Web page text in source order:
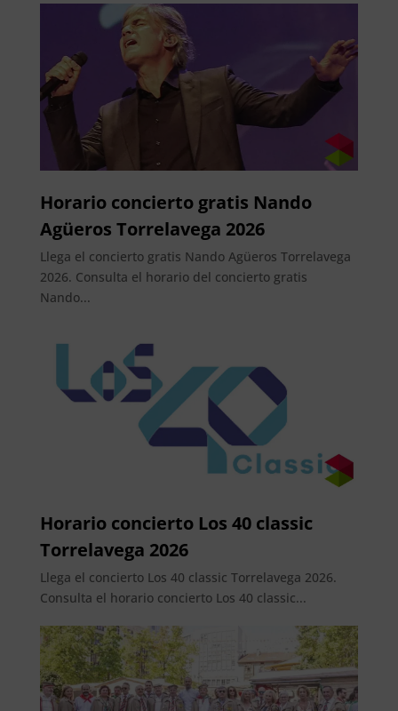
Horario concierto gratis Nando
Agüeros Torrelavega 2026
Llega el concierto gratis Nando Agüeros Torrelavega
2026. Consulta el horario del concierto gratis
Nando...
Horario concierto Los 40 classic
Torrelavega 2026
Llega el concierto Los 40 classic Torrelavega 2026.
Consulta el horario concierto Los 40 classic...